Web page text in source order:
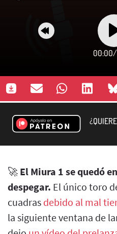
00:00/
🚀 El Miura 1 se quedó
despegar. El único toro
cuadras debido al mal
la siguiente ventana de